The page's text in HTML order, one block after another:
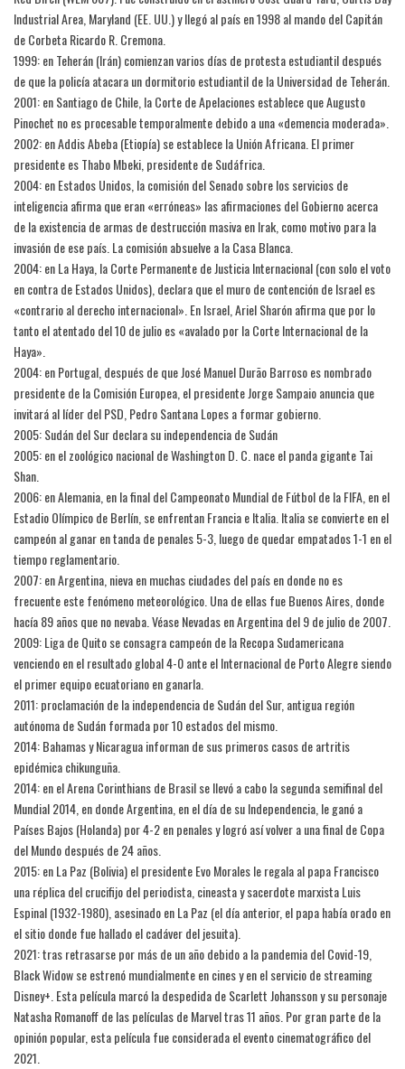
Industrial Area, Maryland (EE. UU.) y llegó al país en 1998 al mando del Capitán
de Corbeta Ricardo R. Cremona.
1999: en Teherán (Irán) comienzan varios días de protesta estudiantil después
de que la policía atacara un dormitorio estudiantil de la Universidad de Teherán.
2001: en Santiago de Chile, la Corte de Apelaciones establece que Augusto
Pinochet no es procesable temporalmente debido a una «demencia moderada».
2002: en Addis Abeba (Etiopía) se establece la Unión Africana. El primer
presidente es Thabo Mbeki, presidente de Sudáfrica.
2004: en Estados Unidos, la comisión del Senado sobre los servicios de
inteligencia afirma que eran «erróneas» las afirmaciones del Gobierno acerca
de la existencia de armas de destrucción masiva en Irak, como motivo para la
invasión de ese país. La comisión absuelve a la Casa Blanca.
2004: en La Haya, la Corte Permanente de Justicia Internacional (con solo el voto
en contra de Estados Unidos), declara que el muro de contención de Israel es
«contrario al derecho internacional». En Israel, Ariel Sharón afirma que por lo
tanto el atentado del 10 de julio es «avalado por la Corte Internacional de la
Haya».
2004: en Portugal, después de que José Manuel Durão Barroso es nombrado
presidente de la Comisión Europea, el presidente Jorge Sampaio anuncia que
invitará al líder del PSD, Pedro Santana Lopes a formar gobierno.
2005: Sudán del Sur declara su independencia de Sudán
2005: en el zoológico nacional de Washington D. C. nace el panda gigante Tai
Shan.
2006: en Alemania, en la final del Campeonato Mundial de Fútbol de la FIFA, en el
Estadio Olímpico de Berlín, se enfrentan Francia e Italia. Italia se convierte en el
campeón al ganar en tanda de penales 5-3, luego de quedar empatados 1-1 en el
tiempo reglamentario.
2007: en Argentina, nieva en muchas ciudades del país en donde no es
frecuente este fenómeno meteorológico. Una de ellas fue Buenos Aires, donde
hacía 89 años que no nevaba. Véase Nevadas en Argentina del 9 de julio de 2007.
2009: Liga de Quito se consagra campeón de la Recopa Sudamericana
venciendo en el resultado global 4-0 ante el Internacional de Porto Alegre siendo
el primer equipo ecuatoriano en ganarla.
2011: proclamación de la independencia de Sudán del Sur, antigua región
autónoma de Sudán formada por 10 estados del mismo.
2014: Bahamas y Nicaragua informan de sus primeros casos de artritis
epidémica chikunguña.
2014: en el Arena Corinthians de Brasil se llevó a cabo la segunda semifinal del
Mundial 2014, en donde Argentina, en el día de su Independencia, le ganó a
Países Bajos (Holanda) por 4-2 en penales y logró así volver a una final de Copa
del Mundo después de 24 años.
2015: en La Paz (Bolivia) el presidente Evo Morales le regala al papa Francisco
una réplica del crucifijo del periodista, cineasta y sacerdote marxista Luis
Espinal (1932-1980), asesinado en La Paz (el día anterior, el papa había orado en
el sitio donde fue hallado el cadáver del jesuita).
2021: tras retrasarse por más de un año debido a la pandemia del Covid-19,
Black Widow se estrenó mundialmente en cines y en el servicio de streaming
Disney+. Esta película marcó la despedida de Scarlett Johansson y su personaje
Natasha Romanoff de las películas de Marvel tras 11 años. Por gran parte de la
opinión popular, esta película fue considerada el evento cinematográfico del
2021.